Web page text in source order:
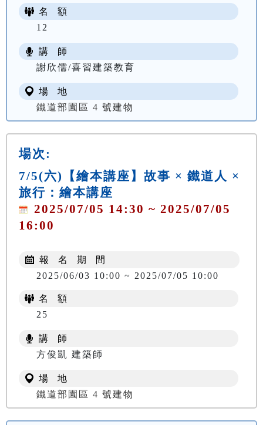
名 額
12
講 師
謝欣儒/喜習建築教育
場 地
鐵道部園區 4 號建物
場次:
7/5(六)【繪本講座】故事 × 鐵道人 ×
旅行：繪本講座
2025/07/05 14:30 ~ 2025/07/05
16:00
報 名 期 間
2025/06/03 10:00 ~ 2025/07/05 10:00
名 額
25
講 師
方俊凱 建築師
場 地
鐵道部園區 4 號建物